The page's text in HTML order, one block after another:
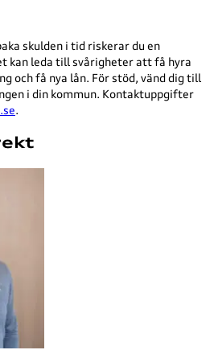
skulden i tid riskerar du en
kan leda till svårigheter att få hyra
och få nya lån. För stöd, vänd dig till
i din kommun. Kontaktuppgifter
.